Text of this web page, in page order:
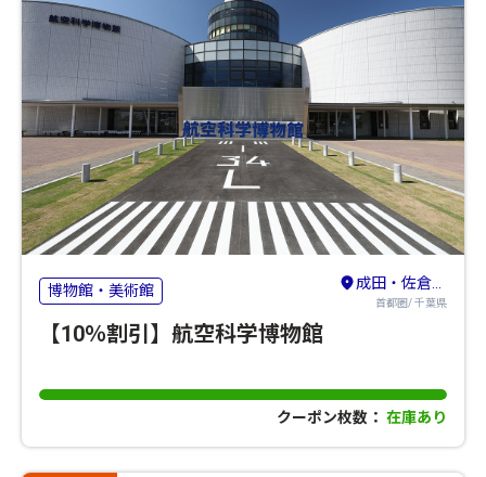
博物館・美術館 成田・佐倉・八街
首都圏/ 千葉県
【10％割引】航空科学博物館
クーポン枚数： 在庫あり